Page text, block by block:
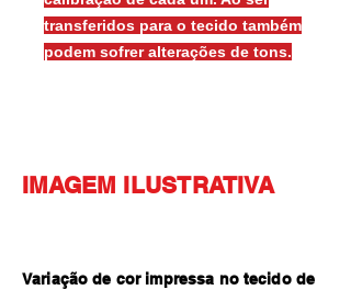
transferidos para o tecido também
podem sofrer alterações de tons.
IMAGEM ILUSTRATIVA
Variação de cor impressa no tecido de